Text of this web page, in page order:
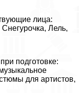
лица:
Лель,
подготовке:
для артистов,